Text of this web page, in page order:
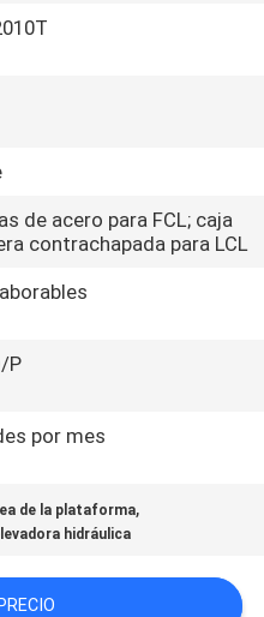
de acero para FCL; caja
contrachapada para LCL
P
por mes
de la plataforma,
hidráulica